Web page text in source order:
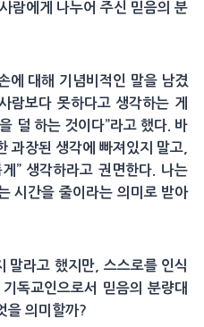
람에게 나누어 주신 믿음의 분
에 대해 기념비적인 말을 남겼
람보다 못하다고 생각하는 게
덜 하는 것이다”라고 했다. 바
과장된 생각에 빠져있지 말고,
” 생각하라고 권면한다. 나는
시간을 줄이라는 의미로 받아
말라고 했지만, 스스로를 인식
독교인으로서 믿음의 분량대
을 의미할까?